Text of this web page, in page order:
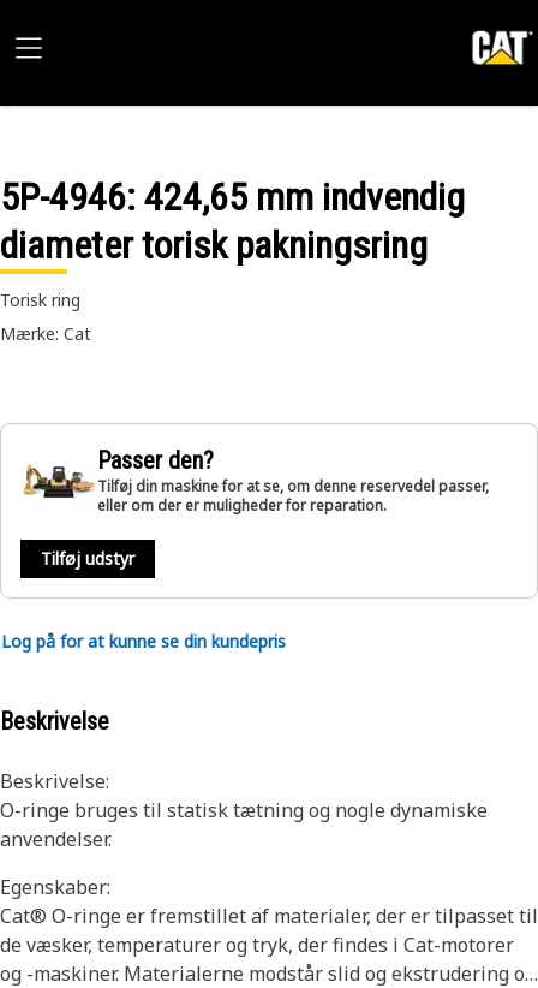
5P-4946: 424,65 mm indvendig
diameter torisk pakningsring
Torisk ring
Mærke: Cat
Passer den?
Tilføj din maskine for at se, om denne reservedel passer,
eller om der er muligheder for reparation.
Tilføj udstyr
Log på for at kunne se din kundepris
Beskrivelse
Beskrivelse:
O-ringe bruges til statisk tætning og nogle dynamiske
anvendelser.
Egenskaber:
Cat® O-ringe er fremstillet af materialer, der er tilpasset til
de væsker, temperaturer og tryk, der findes i Cat-motorer
og -maskiner. Materialerne modstår slid og ekstrudering og